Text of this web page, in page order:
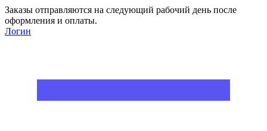
Заказы отправляются на следующий рабочий день после
оформления и оплаты.
Логин